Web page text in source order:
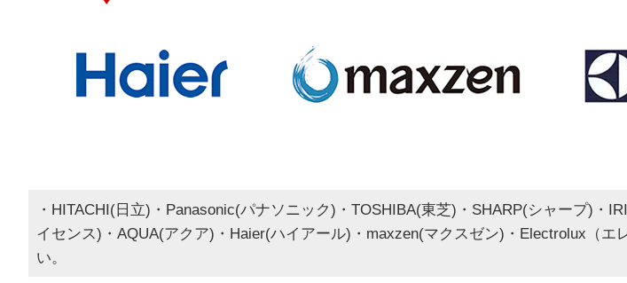
・HITACHI(日立)・Panasonic(パナソニック)・TOSHIBA(東芝)・SHARP(シャープ)
イセンス)・AQUA(アクア)・Haier(ハイアール)・maxzen(マクスゼン)・Electrolux（
い。